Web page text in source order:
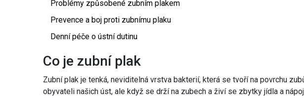
Problémy způsobené zubním plakem
Prevence a boj proti zubnímu plaku
Denní péče o ústní dutinu
Co je zubní plak
Zubní plak je tenká, neviditelná vrstva bakterií, která se tvoří na povrchu
obyvateli našich úst, ale když se drží na zubech a živí se zbytky jídla a